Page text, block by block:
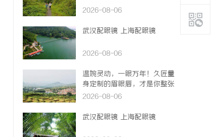
2026-08-06
武汉配眼镜 上海配眼镜
2026-08-06
温婉灵动，一眼万年！久匠量
身定制的眉眼唇，才是你整张
脸的点睛之笔！淡颜系女生的
2026-08-06
武汉配眼镜 上海配眼镜